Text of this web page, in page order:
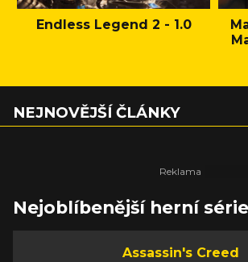
Endless Legend 2 - 1.0
NEJNOVĚJŠÍ ČLÁNKY
Nejoblíbenější herní série
Assassin's Creed